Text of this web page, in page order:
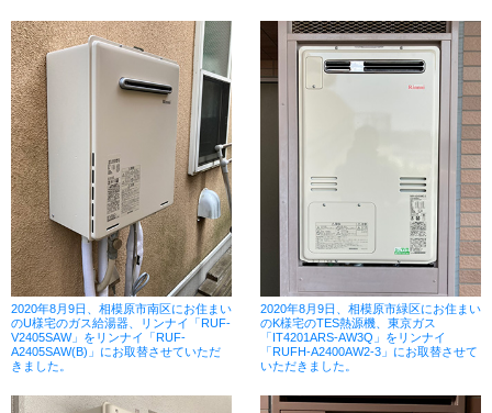
2020年8月9日、相模原市南区にお住まい
のU様宅のガス給湯器、リンナイ「RUF-
V2405SAW」をリンナイ「RUF-
A2405SAW(B)」にお取替させていただ
きました。
2020年8月9日、相模原市緑区にお住まい
のK様宅のTES熱源機、東京ガス
「IT4201ARS-AW3Q」をリンナイ
「RUFH-A2400AW2-3」にお取替させて
いただきました。